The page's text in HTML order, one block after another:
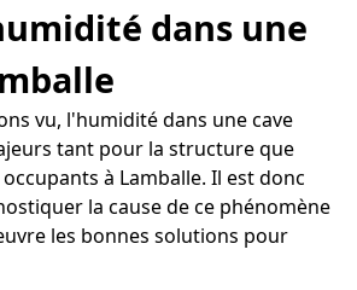
dans une
vu, l'humidité dans une cave
tant pour la structure que
à Lamballe. Il est donc
la cause de ce phénomène
les bonnes solutions pour